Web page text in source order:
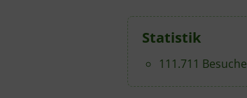
Statistik
111.711 Besuche